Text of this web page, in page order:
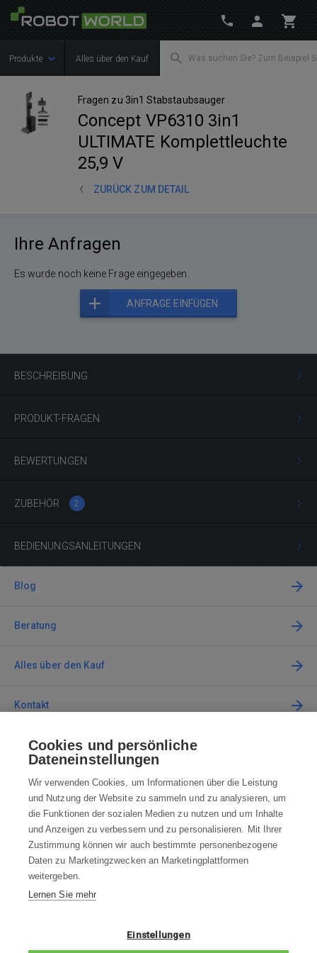
Produkte Alles über den Kauf
Fragen zu 3in1 Stabstaubsauger
Concept VP6310 3in1
ULTIMATE Komplettleuchte
25,9 V
ZURÜCK ZUM DETAIL
BESCHREIBUNG
PRODUKT-FRAGEN
BEWERTUNGEN
ZUBEHÖR 2
BEDIENUNGSANLEITUNGEN
Ihre Anfragen
Es wurde noch keine Frage eingegeben.
ANFRAGE EINFÜGEN
Blog
Beratung
Alles über den Kauf
Kontakt
Kontaktieren Sie uns
info@robotworld.de
+49 25 197 159 962 Mo-Fr 8:00—16:00 Uhr
ALLE KONTAKTE
WIDERRUFSBELEHRUNG
DATENSCHUTZERKLÄRUNG
Cookies und persönliche
Dateneinstellungen
Wir verwenden Cookies, um Informationen über die Leistung
und Nutzung der Website zu sammeln und zu analysieren, um
die Funktionen der sozialen Medien zu nutzen und um Inhalte
und Anzeigen zu verbessern und zu personalisieren. Mit Ihrer
Zustimmung können wir auch bestimmte personenbezogene
Daten zu Marketingzwecken an Marketingplattformen
weitergeben.
Lernen Sie mehr
Einstellungen